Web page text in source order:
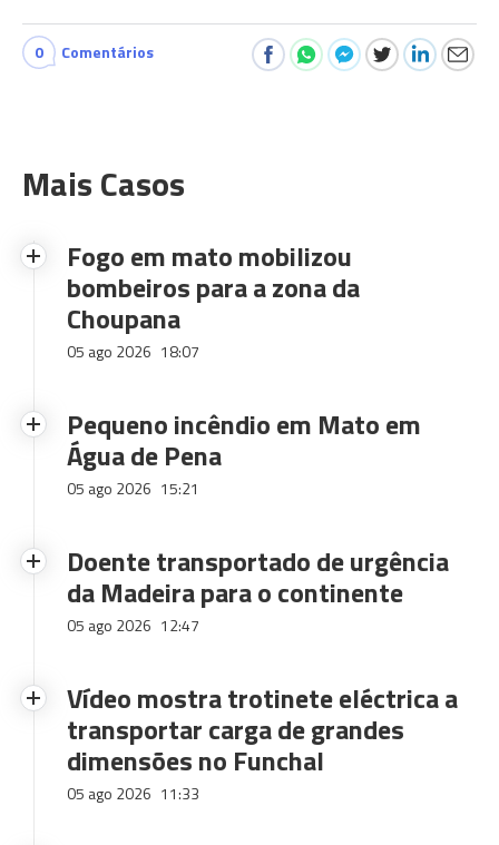
0 Comentários
Mais Casos
Fogo em mato mobilizou
bombeiros para a zona da
Choupana
05 ago 2026 18:07
Pequeno incêndio em Mato em
Água de Pena
05 ago 2026 15:21
Doente transportado de urgência
da Madeira para o continente
05 ago 2026 12:47
Vídeo mostra trotinete eléctrica a
transportar carga de grandes
dimensões no Funchal
05 ago 2026 11:33